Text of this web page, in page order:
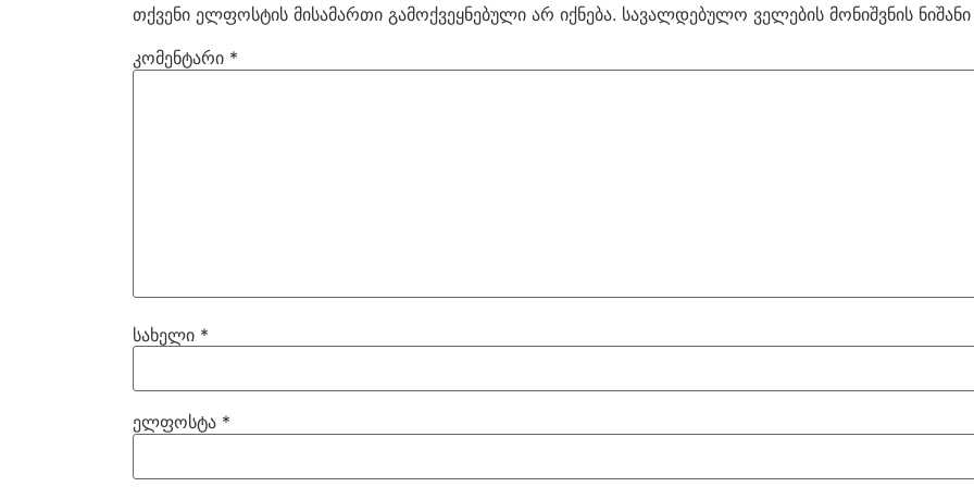
თქვენი ელფოსტის მისამართი გამოქვეყნებული არ იქნება. სავალდებულო ველების მონიშვნის
კომენტარი *
სახელი *
ელფოსტა *